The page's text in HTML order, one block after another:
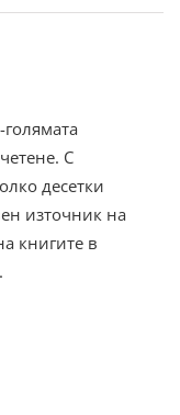
С
десетки
източник на
книгите в